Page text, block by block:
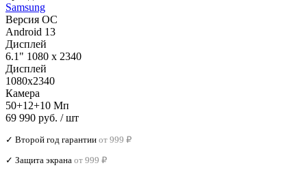
Samsung
Версия ОС
Android 13
Дисплей
6.1" 1080 x 2340
Дисплей
1080х2340
Камера
50+12+10 Мп
69 990 руб. / шт
✓ Второй год гарантии от 999 ₽
✓ Защита экрана от 999 ₽